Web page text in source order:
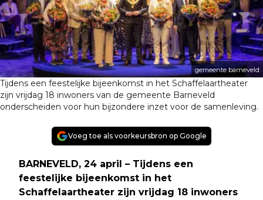
gemeente barneveld
Tijdens een feestelijke bijeenkomst in het Schaffelaartheater
zijn vrijdag 18 inwoners van de gemeente Barneveld
onderscheiden voor hun bijzondere inzet voor de samenleving.
Voeg toe als voorkeursbron op Google
BARNEVELD, 24 april – Tijdens een
feestelijke bijeenkomst in het
Schaffelaartheater zijn vrijdag 18 inwoners